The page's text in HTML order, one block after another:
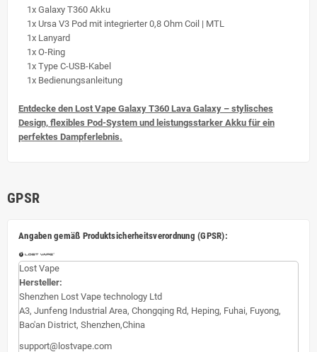
1x Galaxy T360 Akku
1x Ursa V3 Pod mit integrierter 0,8 Ohm Coil | MTL
1x Lanyard
1x O-Ring
1x Type C-USB-Kabel
1x Bedienungsanleitung
Entdecke den Lost Vape Galaxy T360 Lava Galaxy – stylisches
Design, flexibles Pod-System und leistungsstarker Akku für ein
perfektes Dampferlebnis.
GPSR
Angaben gemäß Produktsicherheitsverordnung (GPSR):
Lost Vape
Hersteller:
Shenzhen Lost Vape technology Ltd
A3, Junfeng Industrial Area, Chongqing Rd, Heping, Fuhai, Fuyong,
Bao'an District, Shenzhen,China
support@lostvape.com